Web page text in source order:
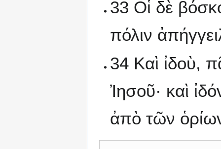
33 Οἱ δὲ
πόλιν
34 Καὶ ἰδοὺ,
Ἰησοῦ· καὶ
ἀπὸ τῶν